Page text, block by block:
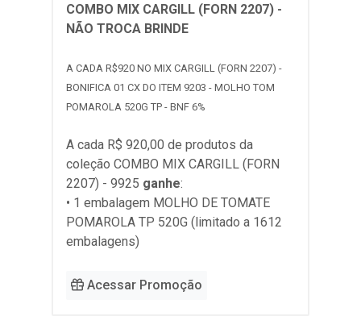
COMBO MIX CARGILL (FORN 2207) -
NÃO TROCA BRINDE
A CADA R$920 NO MIX CARGILL (FORN 2207) -
BONIFICA 01 CX DO ITEM 9203 - MOLHO TOM
POMAROLA 520G TP - BNF 6%
A cada R$ 920,00 de produtos da
coleção COMBO MIX CARGILL (FORN
2207) - 9925 ganhe:
• 1 embalagem MOLHO DE TOMATE
POMAROLA TP 520G (limitado a 1612
embalagens)
Acessar Promoção